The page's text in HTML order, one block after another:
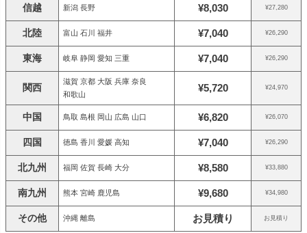
信越 新潟 長野 ¥8,030 ¥27,280
北陸 富山 石川 福井 ¥7,040 ¥26,290
東海 岐阜 静岡 愛知 三重 ¥7,040 ¥26,290
関西
滋賀 京都 大阪 兵庫 奈良
和歌山
¥5,720 ¥24,970
中国 鳥取 島根 岡山 広島 山口 ¥6,820 ¥26,070
四国 徳島 香川 愛媛 高知 ¥7,040 ¥26,290
北九州 福岡 佐賀 長崎 大分 ¥8,580 ¥33,880
南九州 熊本 宮崎 鹿児島 ¥9,680 ¥34,980
その他 沖縄 離島 お見積り お見積り